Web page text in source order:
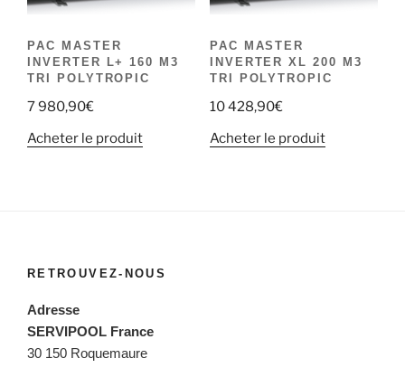
PAC MASTER
INVERTER L+ 160 M3
TRI POLYTROPIC
7 980,90€
Acheter le produit
PAC MASTER
INVERTER XL 200 M3
TRI POLYTROPIC
10 428,90€
Acheter le produit
RETROUVEZ-NOUS
Adresse
SERVIPOOL France
30 150 Roquemaure